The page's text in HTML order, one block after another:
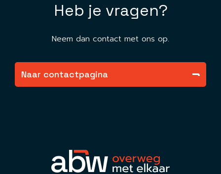
Heb je vragen?
Neem dan contact met ons op.
Naar contactpagina